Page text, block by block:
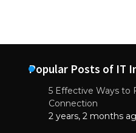
Popular Posts of IT
5 Effective Ways to
Connection
2 years, 2 months